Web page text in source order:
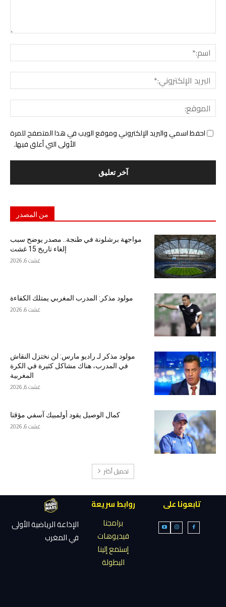
احفظ اسمي والبريد الإلكتروني وموقع الويب في هذا المتصفح للمرة
الأولى التي أعلق فيها.
من المصدر
مواجهة برشلونة في طنجة.. مصدر يوضح سبب
إلغاء تاريخ 15 غشت
غشت 6, 2026
مولود مذكر: المدرب المغربي يمتلك الكفاءة
غشت 6, 2026
مولود مذكر لـ راديو مارس: لن نختزل النقاش
في المدرب، هناك مشاكل كثيرة في الكرة
المغربية
غشت 6, 2026
كمال الوصيل يقود أولمبيك آسفي مؤقتا
غشت 6, 2026
تحميل أكثر
تابعونا على
روابط سريعة
برامجنا
فيديوهات
إستمع إلينا
البطولة
الإذاعة الرياضية الأولى
في المغرب